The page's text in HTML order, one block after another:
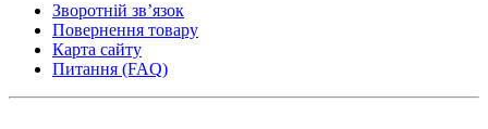
Зворотній зв’язок
Повернення товару
Карта сайту
Питання (FAQ)